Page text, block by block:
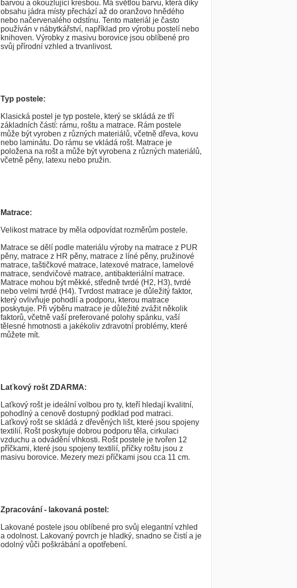
barvou a okouzlující kresbou. Má světlou barvu, která díky
obsahu jádra místy přechází až do oranžovo hnědého
nebo načervenalého odstínu. Tento materiál je často
používán v nábytkářství, například pro výrobu postelí nebo
knihoven. Výrobky z masivu borovice jsou oblíbené pro
svůj přírodní vzhled a trvanlivost.
Typ postele:
Klasická postel je typ postele, který se skládá ze tří
základních částí: rámu, roštu a matrace. Rám postele
může být vyroben z různých materiálů, včetně dřeva, kovu
nebo laminátu. Do rámu se vkládá rošt. Matrace je
položena na rošt a může být vyrobena z různých materiálů,
včetně pěny, latexu nebo pružin.
Matrace:
Velikost matrace by měla odpovídat rozměrům postele.
Matrace se dělí podle materiálu výroby na matrace z PUR
pěny, matrace z HR pěny, matrace z líné pěny, pružinové
matrace, taštičkové matrace, latexové matrace, lamelové
matrace, sendvičové matrace, antibakteriální matrace.
Matrace mohou být měkké, středně tvrdé (H2, H3), tvrdé
nebo velmi tvrdé (H4). Tvrdost matrace je důležitý faktor,
který ovlivňuje pohodlí a podporu, kterou matrace
poskytuje. Při výběru matrace je důležité zvážit několik
faktorů, včetně vaší preferované polohy spánku, vaší
tělesné hmotnosti a jakékoliv zdravotní problémy, které
můžete mít.
Laťkový rošt ZDARMA:
Laťkový rošt je ideální volbou pro ty, kteří hledají kvalitní,
pohodlný a cenově dostupný podklad pod matraci.
Laťkový rošt se skládá z dřevěných lišt, které jsou spojeny
textilií. Rošt poskytuje dobrou podporu těla, cirkulaci
vzduchu a odvádění vlhkosti. Rošt postele je tvořen 12
příčkami, které jsou spojeny textilií, příčky roštu jsou z
masivu borovice. Mezery mezi příčkami jsou cca 11 cm.
Zpracování - lakovaná postel:
Lakované postele jsou oblíbené pro svůj elegantní vzhled
a odolnost. Lakovaný povrch je hladký, snadno se čistí a je
odolný vůči poškrábání a opotřebení.